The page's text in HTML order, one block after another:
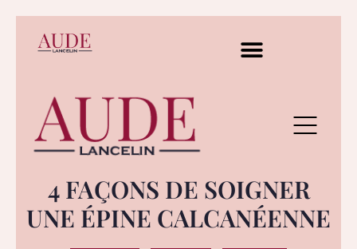
4 FAÇONS DE SOIGNER
UNE ÉPINE CALCANÉENNE